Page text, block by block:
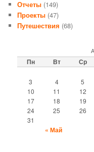
Отчеты (149)
Проекты (47)
Путешествия (68)
Пн Вт Ср
3
4 5
10
11 12
17
18 19
24
25 26
31
« Май